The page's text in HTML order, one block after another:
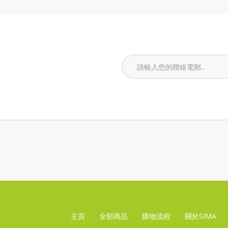
主頁 全部商品 購物流程 關於SIMA